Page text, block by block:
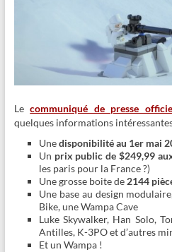
Lecommuniqué de presse
quelques informations
Unedisponibilité au 1er mai
Un prix public de $249,99
les paris pour la France ?)
Une grosse boite de 2144
Une base au design
Bike, une Wampa Cave
Luke Skywalker, Han Solo,
Antilles, K-3PO et d’autres
Et un Wampa !